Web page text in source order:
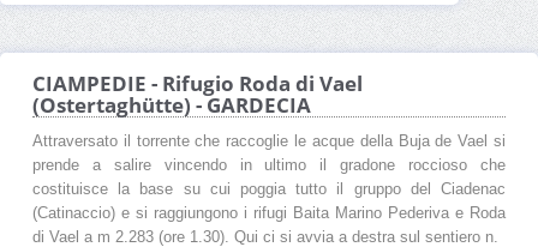
CIAMPEDIE - Rifugio Roda di Vael
(Ostertaghütte) - GARDECIA
Attraversato il torrente che raccoglie le acque della Buja de Vael si
prende a salire vincendo in ultimo il gradone roccioso che
costituisce la base su cui poggia tutto il gruppo del Ciadenac
(Catinaccio) e si raggiungono i rifugi Baita Marino Pederiva e Roda
di Vael a m 2.283 (ore 1.30). Qui ci si avvia a destra sul sentiero n.